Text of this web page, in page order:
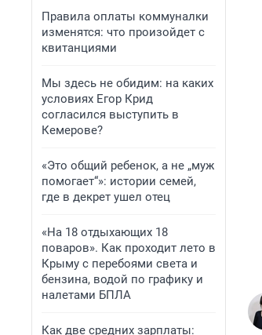
Правила оплаты коммуналки
изменятся: что произойдет с
квитанциями
Мы здесь не обидим: на каких
условиях Егор Крид
согласился выступить в
Кемерове?
«Это общий ребенок, а не „муж
помогает“»: истории семей,
где в декрет ушел отец
«На 18 отдыхающих 18
поваров». Как проходит лето в
Крыму с перебоями света и
бензина, водой по графику и
налетами БПЛА
Как две средних зарплаты: